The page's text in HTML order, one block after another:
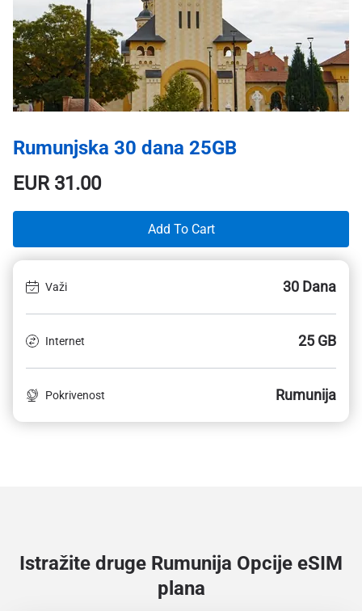
Rumunjska 30 dana 25GB
EUR31.00
Add To Cart
Važi 30 Dana
Internet 25 GB
Pokrivenost Rumunija
Istražite druge Rumunija Opcije eSIM
plana